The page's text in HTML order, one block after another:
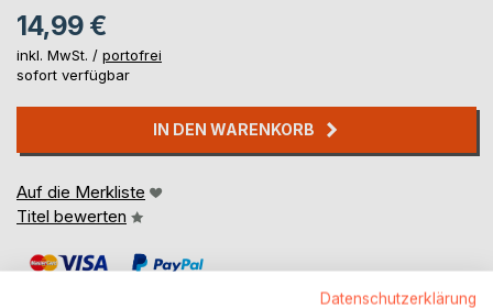
14,99 €
inkl. MwSt. / portofrei
sofort verfügbar
IN DEN WARENKORB
Auf die Merkliste
Titel bewerten
Datenschutzerklärung